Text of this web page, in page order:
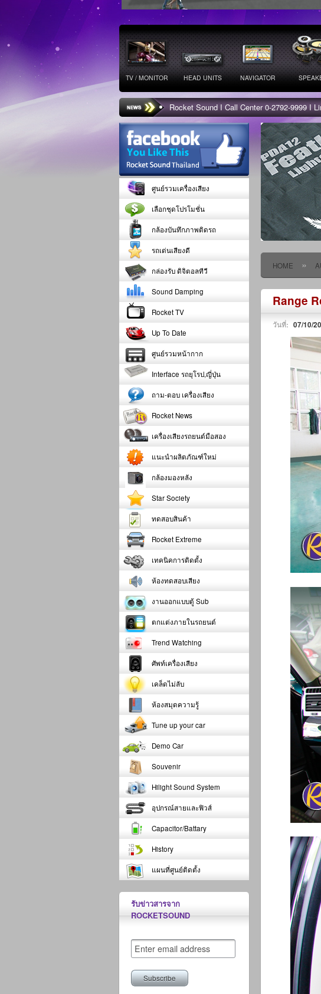
TV / MONITOR HEAD UNITS NAVIGATOR
Rocket Sound I Call Center 0-2792-9999 I
HOME »
Range
วันที่: 07/10/
ศูนย์รวมเครื่องเสียง
เลือกชุดโปรโมชั่น
กล้องบันทึกภาพติดรถ
รถเด่นเสียงดี
กล่องรับ ดิจิตอลทีวี
Sound Damping
Rocket TV
Up To Date
ศูนย์รวมหน้ากาก
Interface รถยุโรป,ญี่ปุ่น
ถาม-ตอบ เครื่องเสียง
Rocket News
เครื่องเสียงรถยนต์มือสอง
แนะนำผลิตภัณฑ์ใหม่
กล้องมองหลัง
Star Society
ทดสอบสินค้า
Rocket Extreme
เทคนิคการติดตั้ง
ห้องทดสอบเสียง
งานออกแบบตู้ Sub
ตกแต่งภายในรถยนต์
Trend Watching
ศัพท์เครื่องเสียง
เคล็ดไม่ลับ
ห้องสมุดความรู้
Tune up your car
Demo Car
Souvenir
Hilight Sound System
อุปกรณ์สายและฟิวส์
Capacitor/Battary
History
แผนที่ศูนย์ติดตั้ง
รับข่าวสารจาก
ROCKETSOUND